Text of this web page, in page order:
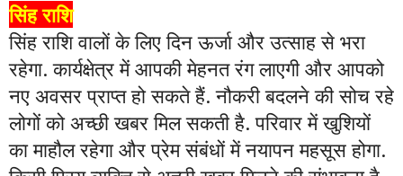
सिंह राशि
सिंह राशि वालों के लिए दिन ऊर्जा और उत्साह से भरा
रहेगा. कार्यक्षेत्र में आपकी मेहनत रंग लाएगी और आपको
नए अवसर प्राप्त हो सकते हैं. नौकरी बदलने की सोच रहे
लोगों को अच्छी खबर मिल सकती है. परिवार में खुशियों
का माहौल रहेगा और प्रेम संबंधों में नयापन महसूस होगा.